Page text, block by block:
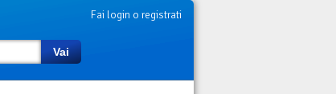
Fai login o registrati
Vai